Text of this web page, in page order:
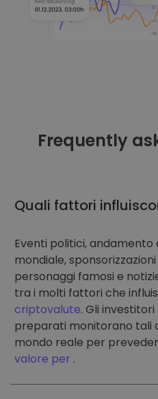
Frequently
Quali fattori
Eventi politici, andamento
mondiale,
personaggi famosi e
tra i molti fattori che
criptovalute. Gli
preparati monitorano tali
mondo reale per
valore per .